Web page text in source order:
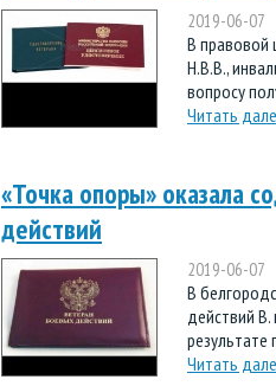
2019-06-07
В правовой
Н.В.В.,
вопросу
Читать
«Точка опоры» оказала
действий
2019-06-07
В
действий
результате
Читать